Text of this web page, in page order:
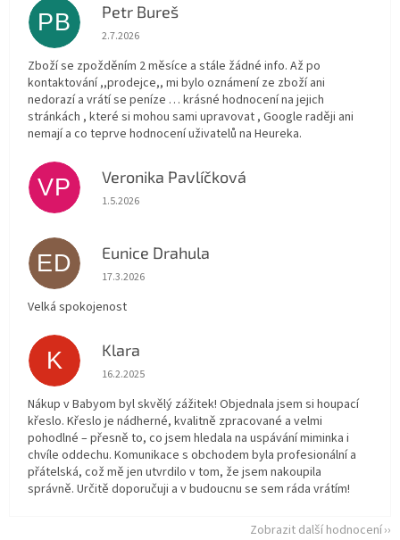
PB Petr Bureš
Hodnocení obchodu je 1 z 5 hvězdiček.
2.7.2026
Zboží se zpožděním 2 měsíce a stále žádné info. Až po
kontaktování ,,prodejce,, mi bylo oznámení ze zboží ani
nedorazí a vrátí se peníze … krásné hodnocení na jejich
stránkách , které si mohou sami upravovat , Google raději ani
nemají a co teprve hodnocení uživatelů na Heureka.
VP Veronika Pavlíčková
Hodnocení obchodu je 5 z 5 hvězdiček.
1.5.2026
ED Eunice Drahula
Hodnocení obchodu je 5 z 5 hvězdiček.
17.3.2026
Velká spokojenost
K Klara
Hodnocení obchodu je 5 z 5 hvězdiček.
16.2.2025
Nákup v Babyom byl skvělý zážitek! Objednala jsem si houpací
křeslo. Křeslo je nádherné, kvalitně zpracované a velmi
pohodlné – přesně to, co jsem hledala na uspávání miminka i
chvíle oddechu. Komunikace s obchodem byla profesionální a
přátelská, což mě jen utvrdilo v tom, že jsem nakoupila
správně. Určitě doporučuji a v budoucnu se sem ráda vrátím!
Zobrazit další hodnocení